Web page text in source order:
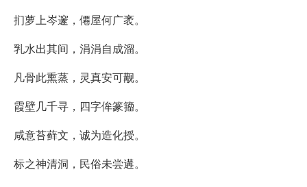
扪萝上岑邃，僊屋何广袤。
乳水出其间，涓涓自成溜。
凡骨此熏蒸，灵真安可觏。
霞壁几千寻，四字侔篆籀。
咸意苔藓文，诚为造化授。
标之神清洞，民俗未尝遘。